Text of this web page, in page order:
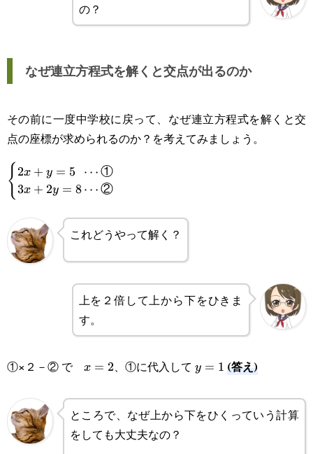
の？
なぜ連立方程式を解くと交点が出るのか
その前に一度中学校に戻って、なぜ連立方程式を解くと交
点の座標が求められるのか？を考えてみましょう。
\begin{cases}\displaystyle
{ 2x + y = 5 ⋯①
3x + 2y = 8⋯②
これどうやって解く？
上を２倍して上から下をひきま
す。
①×２－② で x=2
x = 2、①に代入して y=1
y = 1 (答え)
ところで、なぜ上から下をひくっていう計算
をしても大丈夫なの？